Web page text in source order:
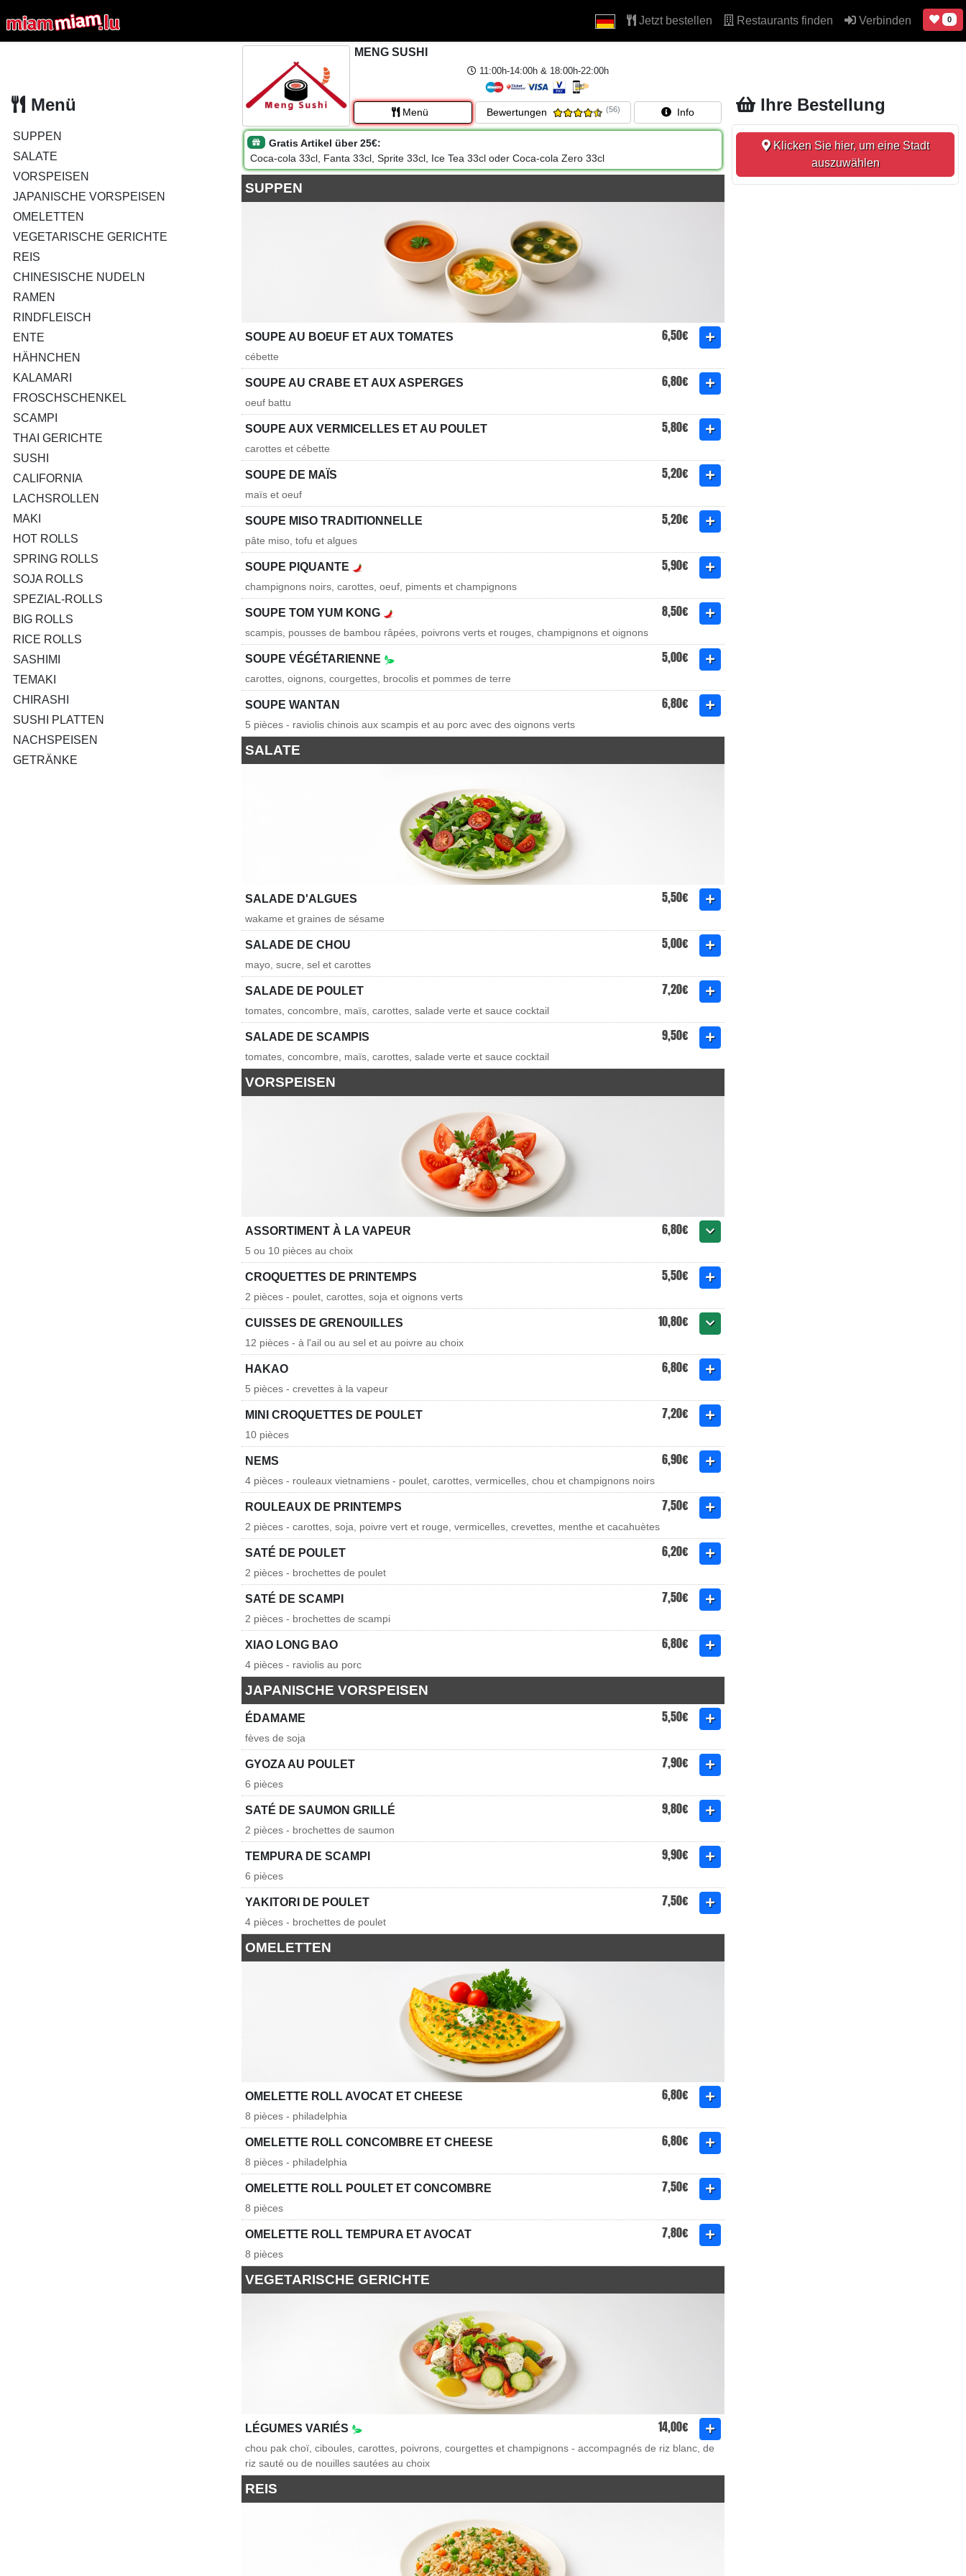
Jetzt bestellen Restaurants finden Verbinden 0
Menü
SUPPEN
SALATE
VORSPEISEN
JAPANISCHE VORSPEISEN
OMELETTEN
VEGETARISCHE GERICHTE
REIS
CHINESISCHE NUDELN
RAMEN
RINDFLEISCH
ENTE
HÄHNCHEN
KALAMARI
FROSCHSCHENKEL
SCAMPI
THAI GERICHTE
SUSHI
CALIFORNIA
LACHSROLLEN
MAKI
HOT ROLLS
SPRING ROLLS
SOJA ROLLS
SPEZIAL-ROLLS
BIG ROLLS
RICE ROLLS
SASHIMI
TEMAKI
CHIRASHI
SUSHI PLATTEN
NACHSPEISEN
GETRÄNKE
MENG SUSHI
11:00h-14:00h & 18:00h-22:00h
Menü Bewertungen (56) Info
Gratis Artikel über 25€:
Coca-cola 33cl, Fanta 33cl, Sprite 33cl, Ice Tea 33cl oder Coca-cola Zero 33cl
SUPPEN
SOUPE AU BOEUF ET AUX TOMATES 6,50€
cébette
SOUPE AU CRABE ET AUX ASPERGES 6,80€
oeuf battu
SOUPE AUX VERMICELLES ET AU POULET 5,80€
carottes et cébette
SOUPE DE MAÏS 5,20€
maïs et oeuf
SOUPE MISO TRADITIONNELLE 5,20€
pâte miso, tofu et algues
SOUPE PIQUANTE 5,90€
champignons noirs, carottes, oeuf, piments et champignons
SOUPE TOM YUM KONG 8,50€
scampis, pousses de bambou râpées, poivrons verts et rouges, champignons et oignons
SOUPE VÉGÉTARIENNE 5,00€
carottes, oignons, courgettes, brocolis et pommes de terre
SOUPE WANTAN 6,80€
5 pièces - raviolis chinois aux scampis et au porc avec des oignons verts
SALATE
SALADE D'ALGUES 5,50€
wakame et graines de sésame
SALADE DE CHOU 5,00€
mayo, sucre, sel et carottes
SALADE DE POULET 7,20€
tomates, concombre, maïs, carottes, salade verte et sauce cocktail
SALADE DE SCAMPIS 9,50€
tomates, concombre, maïs, carottes, salade verte et sauce cocktail
VORSPEISEN
ASSORTIMENT À LA VAPEUR 6,80€
5 ou 10 pièces au choix
CROQUETTES DE PRINTEMPS 5,50€
2 pièces - poulet, carottes, soja et oignons verts
CUISSES DE GRENOUILLES 10,80€
12 pièces - à l'ail ou au sel et au poivre au choix
HAKAO 6,80€
5 pièces - crevettes à la vapeur
MINI CROQUETTES DE POULET 7,20€
10 pièces
NEMS 6,90€
4 pièces - rouleaux vietnamiens - poulet, carottes, vermicelles, chou et champignons noirs
ROULEAUX DE PRINTEMPS 7,50€
2 pièces - carottes, soja, poivre vert et rouge, vermicelles, crevettes, menthe et cacahuètes
SATÉ DE POULET 6,20€
2 pièces - brochettes de poulet
SATÉ DE SCAMPI 7,50€
2 pièces - brochettes de scampi
XIAO LONG BAO 6,80€
4 pièces - raviolis au porc
JAPANISCHE VORSPEISEN
ÉDAMAME 5,50€
fèves de soja
GYOZA AU POULET 7,90€
6 pièces
SATÉ DE SAUMON GRILLÉ 9,80€
2 pièces - brochettes de saumon
TEMPURA DE SCAMPI 9,90€
6 pièces
YAKITORI DE POULET 7,50€
4 pièces - brochettes de poulet
OMELETTEN
OMELETTE ROLL AVOCAT ET CHEESE 6,80€
8 pièces - philadelphia
OMELETTE ROLL CONCOMBRE ET CHEESE 6,80€
8 pièces - philadelphia
OMELETTE ROLL POULET ET CONCOMBRE 7,50€
8 pièces
OMELETTE ROLL TEMPURA ET AVOCAT 7,80€
8 pièces
VEGETARISCHE GERICHTE
LÉGUMES VARIÉS 14,00€
chou pak choï, ciboules, carottes, poivrons, courgettes et champignons - accompagnés de riz blanc, de
riz sauté ou de nouilles sautées au choix
REIS
Ihre Bestellung
Klicken Sie hier, um eine Stadt
auszuwählen